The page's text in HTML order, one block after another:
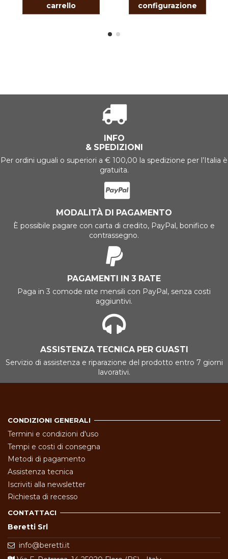
carrello
configurazione
INFO
& SPEDIZIONI
Per ordini uguali o superiori a € 100,00 la spedizione per l’Italia è
gratuita.
MODALITÀ DI PAGAMENTO
È possibile pagare con carta di credito, PayPal, bonifico e
contrassegno.
PAGAMENTI IN 3 RATE
Paga in 3 comode rate mensili con PayPal, senza costi
aggiuntivi.
ASSISTENZA TECNICA PER GUASTI
Servizio di assistenza e riparazione del prodotto entro 7 giorni
lavorativi.
CONDIZIONI GENERALI
Termini e condizioni d'uso
Tempi e costi di consegna
Metodi di pagamento
Assistenza tecnica
Iscriviti alla newsletter
Richiesta di recesso
CONTATTACI
Beretti Srl
info@beretti.it